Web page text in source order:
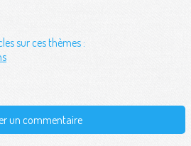
sur ces thèmes :
un commentaire